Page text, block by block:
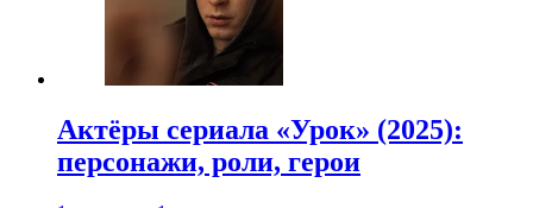
Актёры сериала «Урок» (2025):
персонажи, роли, герои